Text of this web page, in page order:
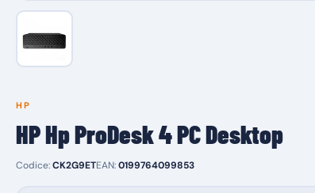
HP
HP Hp ProDesk 4 PC Desktop
Codice:CK2G9ETEAN:0199764099853